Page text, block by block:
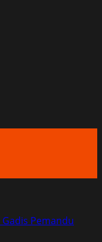
Pemandu